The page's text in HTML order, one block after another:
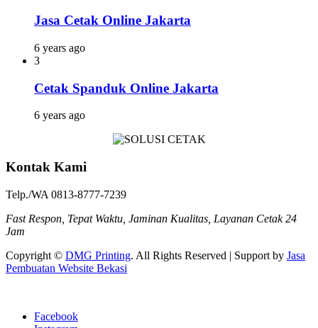
Jasa Cetak Online Jakarta
6 years ago
3
Cetak Spanduk Online Jakarta
6 years ago
Kontak Kami
Telp./WA 0813-8777-7239
Fast Respon, Tepat Waktu, Jaminan Kualitas, Layanan Cetak 24
Jam
Copyright © DMG Printing. All Rights Reserved | Support by Jasa
Pembuatan Website Bekasi
Facebook